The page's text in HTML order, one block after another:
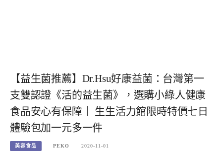
【益生菌推薦】Dr.Hsu好康益菌：台灣第一
支雙認證《活的益生菌》，選購小綠人健康
食品安心有保障｜ 生生活力館限時特價七日
體驗包加一元多一件
美容食品 PEKO 2020-11-01